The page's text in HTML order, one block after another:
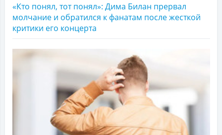
«Кто понял, тот понял»: Дима Билан прервал
молчание и обратился к фанатам после жесткой
критики его концерта